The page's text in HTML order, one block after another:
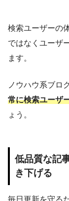
検索ユーザーの
ではなくユーザ
ます。
ノウハウ系ブロ
常に検索ユーザ
ょう。
低品質な記
き下げる
毎日更新を守る